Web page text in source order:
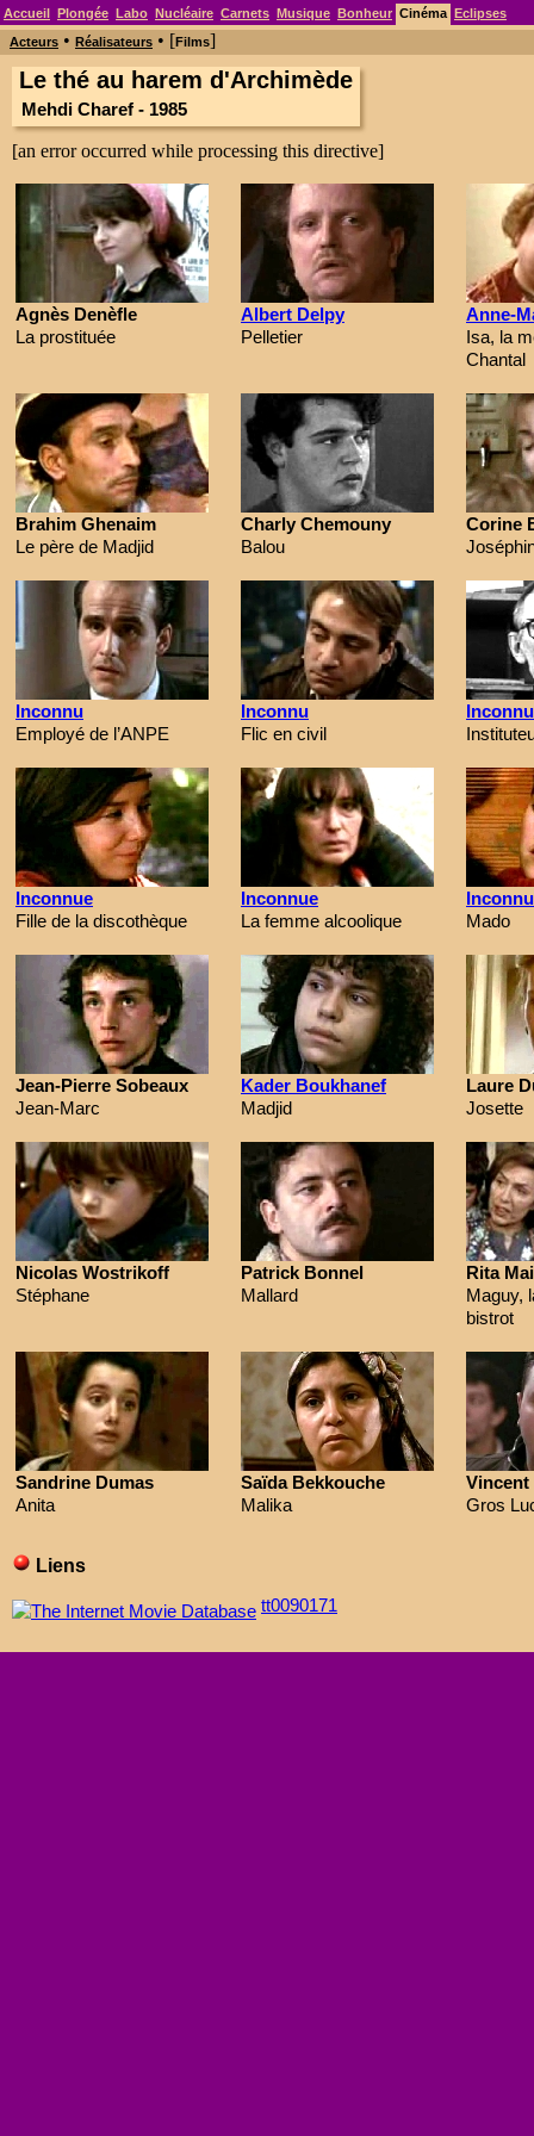
Accueil Plongée Labo Nucléaire Carnets Musique Bonheur Cinéma Eclipses
Acteurs • Réalisateurs • [Films]
Le thé au harem d'Archimède
Mehdi Charef - 1985
[an error occurred while processing this directive]
Agnès Denèfle
La prostituée
Albert Delpy
Pelletier
Anne-
Isa, la
Chantal
Brahim Ghenaim
Le père de Madjid
Charly Chemouny
Balou
Corine
Inconnu
Employé de l’ANPE
Inconnu
Flic en civil
Inconnu
Inconnue
Fille de la discothèque
Inconnue
La femme alcoolique
Mado
Jean-Pierre Sobeaux
Jean-Marc
Kader Boukhanef
Madjid
Laure
Josette
Nicolas Wostrikoff
Stéphane
Patrick Bonnel
Mallard
Rita
Maguy,
bistrot
Sandrine Dumas
Anita
Saïda Bekkouche
Malika
Vincent
Gros
Liens
tt0090171